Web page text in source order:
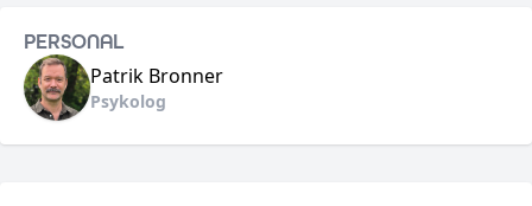
PERSONAL
Patrik Bronner
Psykolog